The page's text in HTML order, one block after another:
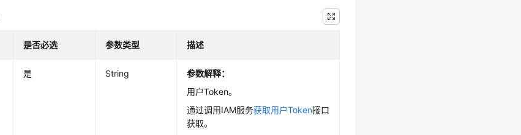
是否必选 参数类型 描述
是 String
参数解释：
用户Token。
通过调用IAM服务获取用户Token接口
获取。